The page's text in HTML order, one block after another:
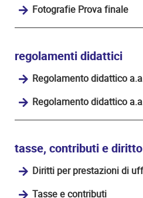
Fotografie Prova finale
regolamenti didattici
Regolamento didattico
Regolamento didattico
tasse, contributi e
Diritti per prestazioni di
Tasse e contributi